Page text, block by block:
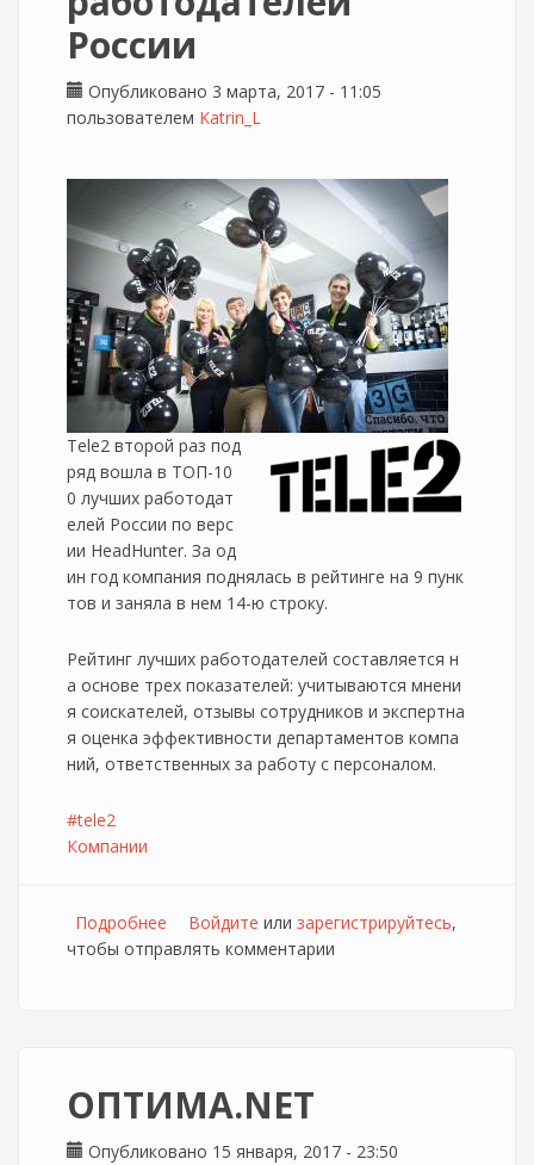
России
Опубликовано 3 марта, 2017 - 11:05
пользователем Katrin_L
Tele2 второй раз под
ряд вошла в ТОП-10
0 лучших работодат
елей России по верс
ии HeadHunter. За од
ин год компания поднялась в рейтинге на 9 пунк
тов и заняла в нем 14-ю строку.
Рейтинг лучших работодателей составляется н
а основе трех показателей: учитываются мнени
я соискателей, отзывы сотрудников и экспертна
я оценка эффективности департаментов компа
ний, ответственных за работу с персоналом.
#tele2
Компании
Подробнее о Tele2 поднялась на 9 пунктов в рейтинге
лучших работодателей России
Войдите или зарегистрируйтесь,
чтобы отправлять комментарии
ОПТИМА.NET
Опубликовано 15 января, 2017 - 23:50